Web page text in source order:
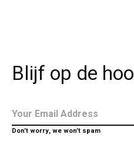
Blijf op de
Don’t worry, we won’t spam